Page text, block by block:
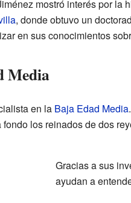
mostró interés por la
, donde obtuvo un
en sus conocimientos
Media
en la Baja Edad Media
los reinados de dos
Gracias a sus
ayudan a